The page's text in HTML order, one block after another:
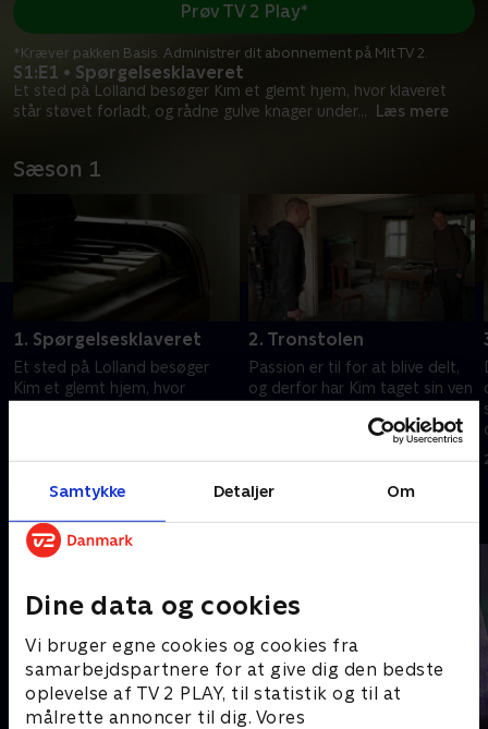
Samtykke Detaljer Om
Dine data og cookies
Vi bruger egne cookies og cookies fra
samarbejdspartnere for at give dig den bedste
oplevelse af TV 2 PLAY, til statistik og til at
målrette annoncer til dig. Vores
S1:E1 • Spørgelsesklaveret
Et sted på Lolland besøger Kim et glemt hjem, hvor klaveret
står støvet forladt, og rådne gulve knager under... Læs mere
Prøv TV 2 Play*
*Kræver pakken Basis. Administrer dit abonnement på Mit TV 2.
Sæson 1
1. Spørgelsesklaveret
Et sted på Lolland besøger
Kim et glemt hjem, hvor
14. september 2023 • 11 min
2. Tronstolen
Passion er til for at blive delt,
og derfor har Kim taget sin ven
hjem skal udforskes.
21. september 2023 • 10 min
Andre så også